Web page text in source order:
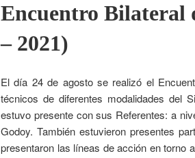
Encuentro Bilateral
– 2021)
El día 24 de agosto se realizó el
técnicos de diferentes modalidades del
estuvo presente con sus Referentes: a
Godoy. También estuvieron presentes
presentaron las líneas de acción en torno